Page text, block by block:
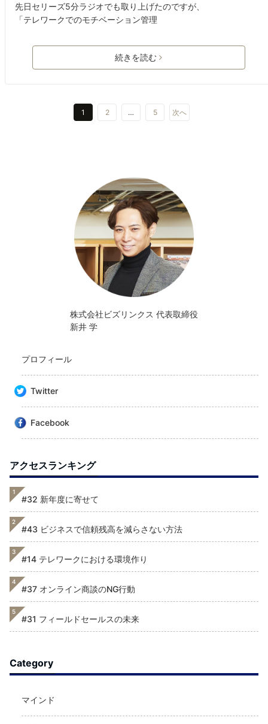
先日セリーズ5分ラジオでも取り上げたのですが、
「テレワークでのモチベーション管理
続きを読む
1 2 … 5 次へ
株式会社ビズリンクス 代表取締役
新井 学
プロフィール
Twitter
Facebook
アクセスランキング
1
#32 新年度に寄せて
2
#43 ビジネスで信頼残高を減らさない方法
3
#14 テレワークにおける環境作り
4
#37 オンライン商談のNG行動
5
#31 フィールドセールスの未来
Category
マインド